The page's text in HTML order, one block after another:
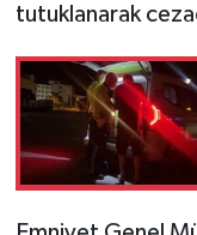
tutuklanarak